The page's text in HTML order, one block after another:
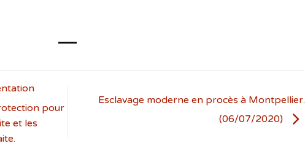
pour
et les
Esclavage moderne en procès à Montpellier.
(06/07/2020)